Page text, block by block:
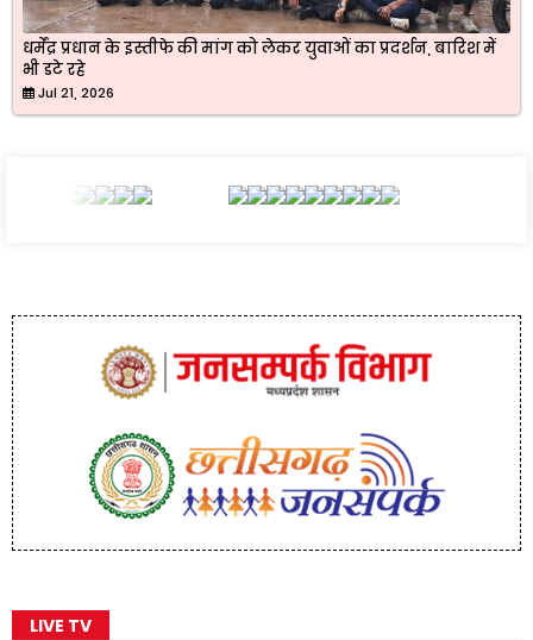
धर्मेंद्र प्रधान के इस्तीफे की मांग को लेकर युवाओं का प्रदर्शन, बारिश में
भी डटे रहे
Jul 21, 2026
LIVE TV